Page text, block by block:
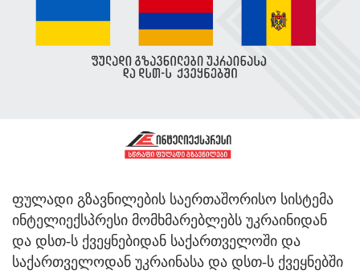
ფულადი გზავნილების საერთაშორისო სისტემა
ინტელიექსპრესი მომხმარებლებს უკრაინიდან
და დსთ-ს ქვეყნებიდან საქართველოში და
საქართველოდან უკრაინასა და დსთ-ს ქვეყნებში